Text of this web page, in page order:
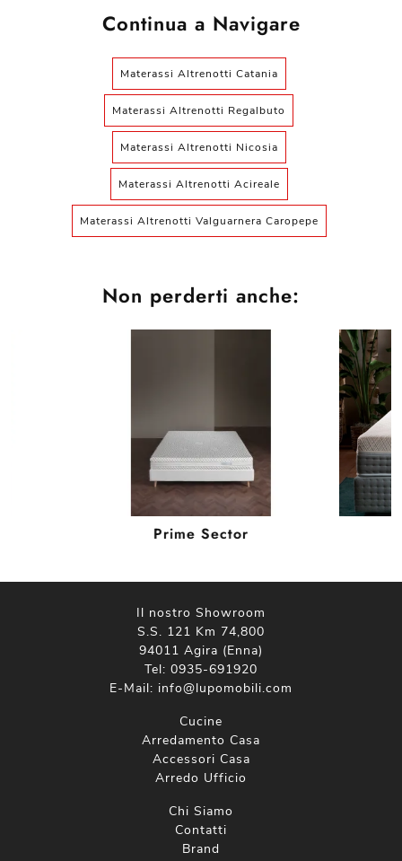
Continua a Navigare
Materassi Altrenotti Catania
Materassi Altrenotti Regalbuto
Materassi Altrenotti Nicosia
Materassi Altrenotti Acireale
Materassi Altrenotti Valguarnera Caropepe
Non perderti anche:
Prime Sector
Il nostro Showroom
S.S. 121 Km 74,800
94011 Agira (Enna)
Tel: 0935-691920
E-Mail: info@lupomobili.com
Cucine
Arredamento Casa
Accessori Casa
Arredo Ufficio
Chi Siamo
Contatti
Brand